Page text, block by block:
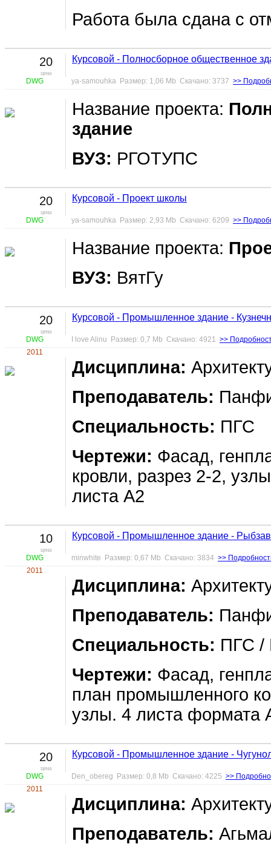
Работа была сдана с
20
цена
DWG
Курсовой - Полносборное общественное
ya-samouhka Размер: 1,06 Mb Скачано: 3737 >>
Название проекта:
здание
ВУЗ: РГОТУПС
20
цена
DWG
Курсовой - Проект школы
ya-samouhka Размер: 2,93 Mb Скачано: 6209 >>
Название проекта:
ВУЗ: ВятГу
20
цена
DWG
2011
Курсовой - Промышленное здание -
I love Alinu Размер: 0,7 Mb Скачано: 4921 >>
Дисциплина:
Преподаватель:
Специальность: ПГС
Чертежи: Фасад,
кровли, разрез 2-2,
листа А2
10
цена
DWG
2011
Курсовой - Промышленное здание -
minwhite Размер: 0,67 Mb Скачано: 3834 >>
Дисциплина:
Преподаватель:
Специальность: ПГС /
Чертежи: Фасад,
план промышленного
узлы. 4 листа формата
20
цена
DWG
2011
Курсовой - Промышленное здание -
Den_obereg Размер: 0,8 Mb Скачано: 4225 >>
Дисциплина:
Преподаватель: